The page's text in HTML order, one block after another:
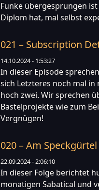
Funke übergesprungen
Diplom hat, mal selbst
021 – Subscription
14.10.2024 - 1:53:27
In dieser Episode
sich Letzteres noch mal
hoch zwei. Wir sprechen
Bastelprojekte wie zum
Vergnügen!
020 – Am
22.09.2024 - 2:06:10
In dieser Folge berichtet
monatigen Sabatical und